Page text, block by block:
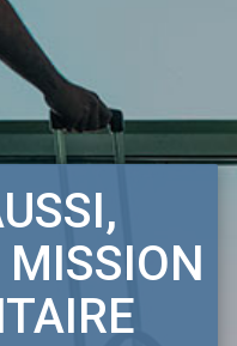
MISSION